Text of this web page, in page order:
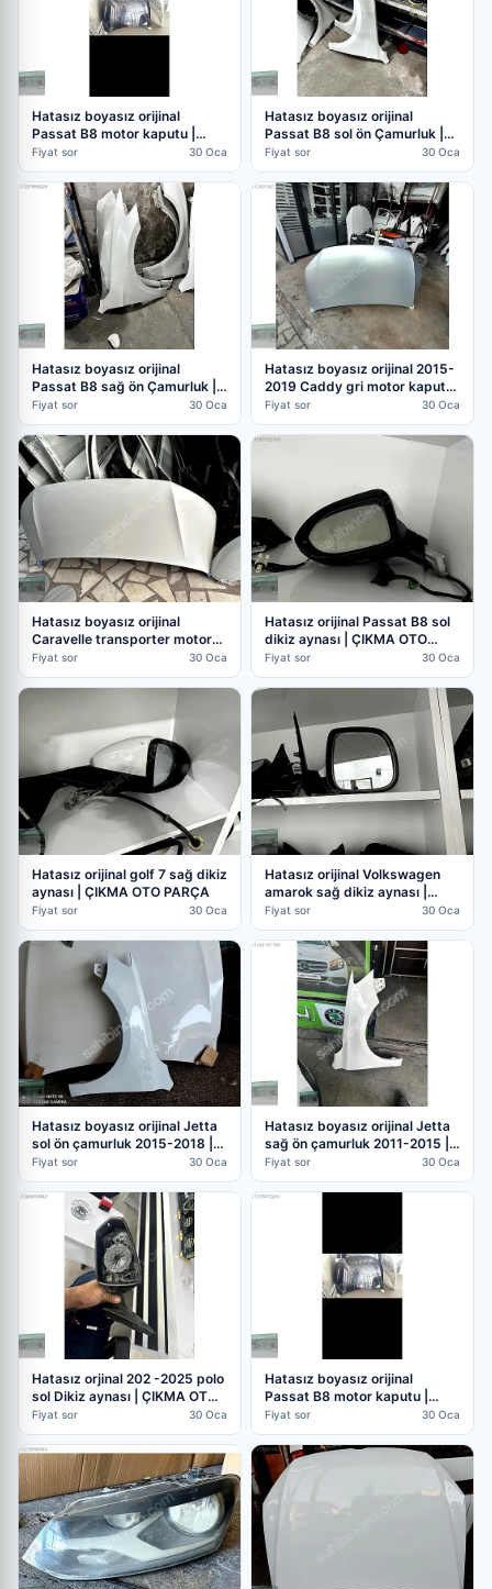
Hatasız boyasız orijinal
Passat B8 motor kaputu |
ÇIKMA OTO PARÇA (4. Adet)
Fiyat sor 30 Oca
Hatasız boyasız orijinal
Passat B8 sol ön Çamurluk |
ÇIKMA OTO PARÇA
Fiyat sor 30 Oca
Hatasız boyasız orijinal
Passat B8 sağ ön Çamurluk |
ÇIKMA OTO PARÇA
Fiyat sor 30 Oca
Hatasız boyasız orijinal 2015-
2019 Caddy gri motor kaputu
| ÇIKMA OTO PARÇA
Fiyat sor 30 Oca
Hatasız boyasız orijinal
Caravelle transporter motor
kaputu | ÇIKMA OTO PARÇA
Fiyat sor 30 Oca
Hatasız orijinal Passat B8 sol
dikiz aynası | ÇIKMA OTO
PARÇA
Fiyat sor 30 Oca
Hatasız orijinal golf 7 sağ dikiz
aynası | ÇIKMA OTO PARÇA
Fiyat sor 30 Oca
Hatasız orijinal Volkswagen
amarok sağ dikiz aynası |
ÇIKMA OTO PARÇA
Fiyat sor 30 Oca
Hatasız boyasız orijinal Jetta
sol ön çamurluk 2015-2018 |
ÇIKMA OTO PARÇA
Fiyat sor 30 Oca
Hatasız boyasız orijinal Jetta
sağ ön çamurluk 2011-2015 |
ÇIKMA OTO PARÇA
Fiyat sor 30 Oca
Hatasız orjinal 202 -2025 polo
sol Dikiz aynası | ÇIKMA OTO
PARÇA
Fiyat sor 30 Oca
Hatasız boyasız orijinal
Passat B8 motor kaputu |
ÇIKMA OTO PARÇA (3. Adet)
Fiyat sor 30 Oca